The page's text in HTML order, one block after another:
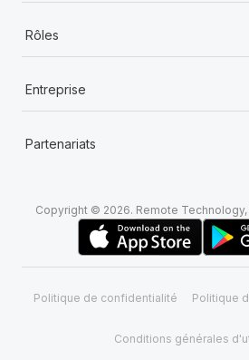
Rôles
Entreprise
Partenariats
Copyright © 2026. Remote
Politique de confidentialité Politique
Conditions générales